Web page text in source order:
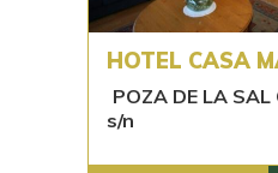
HOTEL CASA
POZA DE LA
s/n